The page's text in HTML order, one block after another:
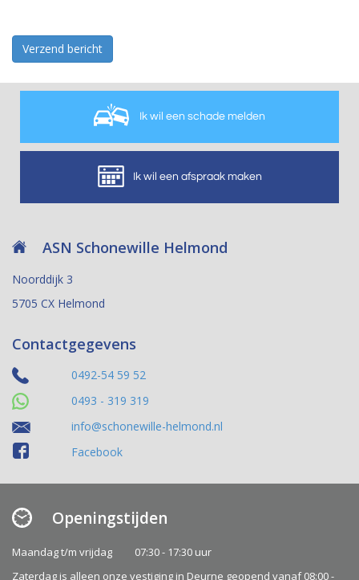
Ik wil een schade melden
Ik wil een afspraak maken
ASN Schonewille Helmond
Noorddijk 3
5705 CX Helmond
Contactgegevens
0492-54 59 52
0493 - 319 319
info@schonewille-helmond.nl
Facebook
Openingstijden
Maandag t/m vrijdag
07:30 - 17:30 uur
Zaterdag is alleen onze vestiging in Deurne geopend vanaf 08:00 -